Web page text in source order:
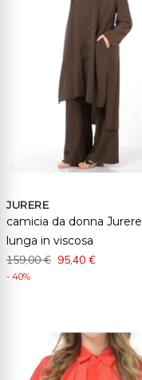
JURERE
camicia da donna Jurere
lunga in viscosa
159,00 € 95,40 €
- 40%